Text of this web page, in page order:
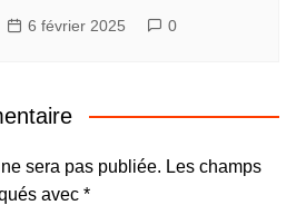
6 février 2025 0
sera pas publiée. Les champs
avec *